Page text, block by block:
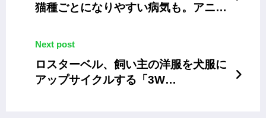
猫種ごとになりやすい病気も。アニコ
Next post
ロスターベル、飼い主の洋服を犬服に
アップサイクルする「3W